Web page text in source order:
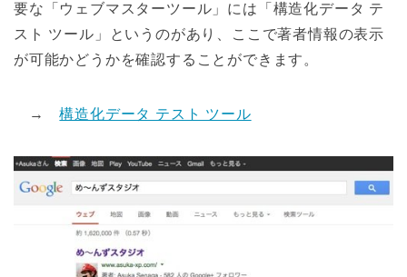
要な「ウェブマスターツール」には「構造化データ テ
スト ツール」というのがあり、ここで著者情報の表示
が可能かどうかを確認することができます。
→構造化データ テスト ツール